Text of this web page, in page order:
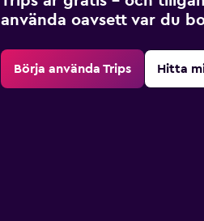
använda oavsett var du
Börja använda Trips Hitta